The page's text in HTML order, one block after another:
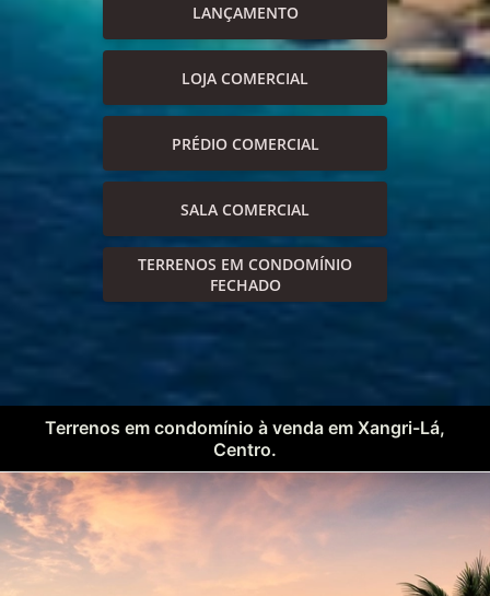
LANÇAMENTO
LOJA COMERCIAL
PRÉDIO COMERCIAL
SALA COMERCIAL
TERRENOS EM CONDOMÍNIO
FECHADO
Terrenos em condomínio à venda em Xangri-Lá,
Centro.